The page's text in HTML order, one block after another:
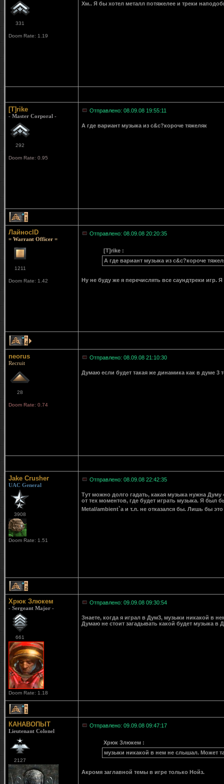
331
Doom Rate: 1.19
Хм.. Я бы хотел металл потяжелее и треки
[T]rike
- Master Corporal -
292
Doom Rate: 0.95
Отправлено: 08.09.08 19:55:11
А где вариант музыка из c&c?короче тяжеляк
1
ЛайносID
= Warrant Officer =
1211
Doom Rate: 1.42
Отправлено: 08.09.08 20:20:35
[T]rike :
А где вариант музыка из c&c?короче
Ну не буду же я перечислять все саундтреки
4
neorus
Recruit
28
Doom Rate: 0.74
Отправлено: 08.09.08 21:10:30
Думаю если будет такая же динамика как в думе 3
Jake Crusher
UAC General
3908
Doom Rate: 1.51
Отправлено: 08.09.08 22:42:35
Тут можно долго гадать, какая музыка нужна
от тех моментов, где будет играть музыка. Я был
Metal/ambient`а и т.л. не отказался бы. Лишь бы
2
Хрюк Злюкем
- Sergeant Major -
661
Doom Rate: 1.18
Отправлено: 09.09.08 09:30:54
Знаете, когда я играл в Дум3, музыки никакой в
Думаю не стоит загадывать какой будет музыка в
1
КАНАВОПЫТ
Lieutenant Colonel
2127
Отправлено: 09.09.08 09:47:17
Хрюк Злюкем :
музыки никакой в нем не слышал. Может
Акромя заглавной темы в игре только Нойз.